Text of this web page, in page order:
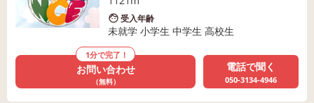
受入年齢
未就学 小学生 中学生 高校生
1分で完了！
お問い合わせ
（無料）
電話で聞く
050-3134-4946